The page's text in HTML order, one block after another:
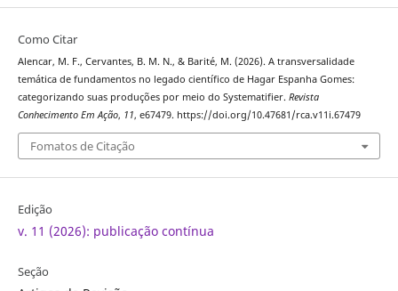
Como Citar
Alencar, M. F., Cervantes, B. M. N., & Barité, M. (2026). A transversalidade
temática de fundamentos no legado científico de Hagar Espanha Gomes:
categorizando suas produções por meio do Systematifier. Revista
Conhecimento Em Ação, 11, e67479. https://doi.org/10.47681/rca.v11i.67479
Fomatos de Citação
Edição
v. 11 (2026): publicação contínua
Seção